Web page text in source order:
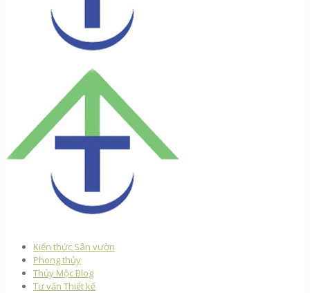
Kiến thức Sân vườn
Phong thủy
Thủy Mộc Blog
Tư vấn Thiết kế